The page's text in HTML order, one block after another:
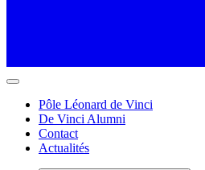
Pôle Léonard de Vinci
De Vinci Alumni
Contact
Actualités